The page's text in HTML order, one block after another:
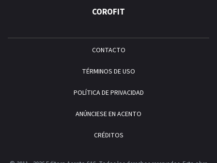
COROFIT
CONTACTO
TÉRMINOS DE USO
POLÍTICA DE PRIVACIDAD
ANÚNCIESE EN ACENTO
CRÉDITOS